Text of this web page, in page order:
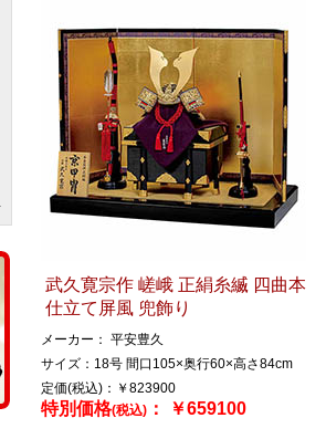
武久寛宗作 嵯峨 正絹糸縅 四曲本
仕立て屏風 兜飾り
メーカー： 平安豊久
サイズ：18号 間口105×奥行60×高さ84cm
定価(税込)：￥823900
特別価格(税込)： ￥659100